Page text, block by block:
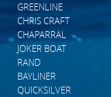
GREENLINE
CHRIS CRAFT
CHAPARRAL
JOKER BOAT
RAND
BAYLINER
QUICKSILVER